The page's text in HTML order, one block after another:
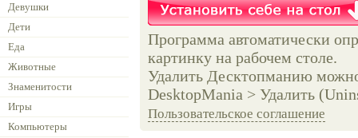
Девушки
Дети
Еда
Животные
Знаменитости
Игры
Компьютеры
Программа автоматически
картинку на рабочем столе.
Удалить Десктопманию
DesktopMania > Удалить
Пользовательское соглашение